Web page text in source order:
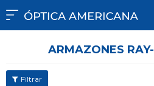

ARMAZONES